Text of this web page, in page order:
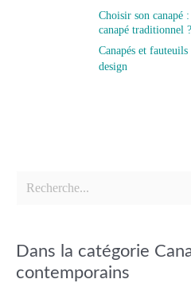
Choisir son canapé
canapé traditionnel ?
Canapés et
design
Dans la catégorie
contemporains